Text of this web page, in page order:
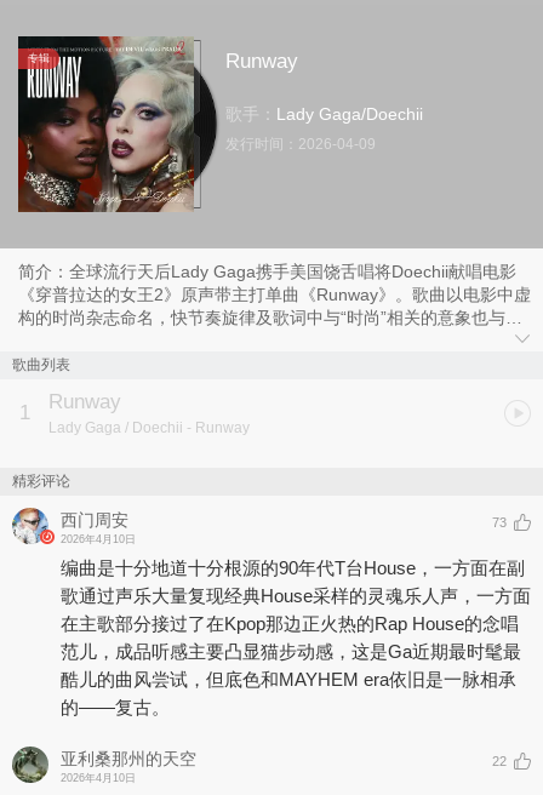
专辑 Runway
歌手： Lady Gaga/Doechii
发行时间： 2026-04-09
简介：全球流行天后Lady Gaga携手美国饶舌唱将Doechii献唱电影
《穿普拉达的女王2》原声带主打单曲《Runway》。歌曲以电影中虚
构的时尚杂志命名，快节奏旋律及歌词中与“时尚”相关的意象也与电
歌曲列表
1 Runway
Lady Gaga / Doechii - Runway
精彩评论
西门周安
2026年4月10日
73
编曲是十分地道十分根源的90年代T台House，一方面在副
歌通过声乐大量复现经典House采样的灵魂乐人声，一方面
在主歌部分接过了在Kpop那边正火热的Rap House的念唱
范儿，成品听感主要凸显猫步动感，这是Ga近期最时髦最
酷儿的曲风尝试，但底色和MAYHEM era依旧是一脉相承
的——复古。
亚利桑那州的天空
2026年4月10日
22